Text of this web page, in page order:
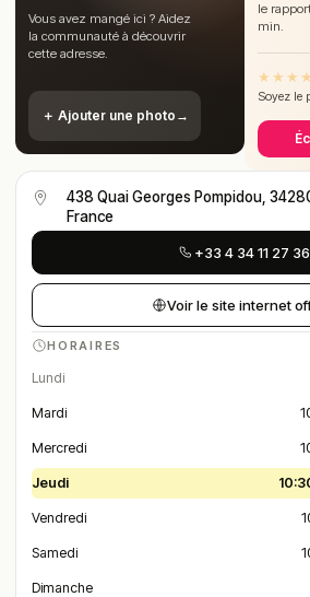
Vous avez mangé ici ? Aidez
la communauté à découvrir
cette adresse.
＋ Ajouter une photo →
le
min.
★ ★ ★ ★
Soyez le
438 Quai Georges Pompidou,
France
+33 4 34 11 27 36
Voir le site internet
HORAIRES
Lundi
Mardi
Mercredi
Jeudi
Vendredi
Samedi
Dimanche